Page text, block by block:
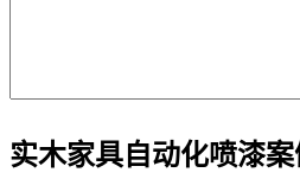
实木家具自动化喷漆案